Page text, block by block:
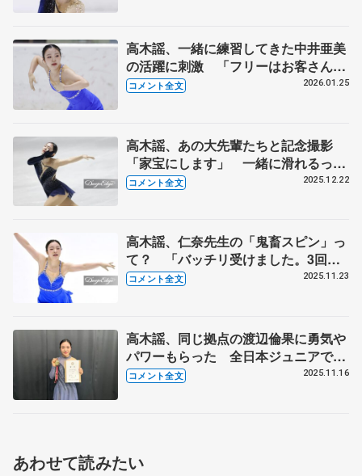
高木謡、一緒に練習してきた中井亜美
の活躍に刺激 「フリーはお客さんを
笑顔にする演技をしたい」 【全国高
コメント全文 2026.01.25
高木謡、あの大先輩たちと記念撮影
「家宝にします」 一緒に滑れるっ
て…幸せ者だなって【全日本フィギュ
コメント全文 2025.12.22
高木謡、仁奈先生の「鬼畜スピン」っ
て？ 「バッチリ受けました。3回連
続とか、きつい状態で、速く回る練
コメント全文 2025.11.23
高木謡、同じ拠点の渡辺倫果に勇気や
パワーもらった 全日本ジュニアでは
「やりきって笑顔で終わりたい」
コメント全文 2025.11.16
あわせて読みたい